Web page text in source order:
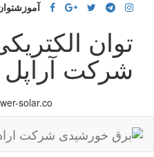
توان
شرکت آراپل
solar.co